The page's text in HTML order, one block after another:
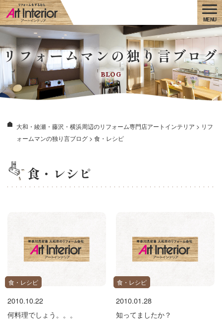
リフォームマンの独り言ブログ
BLOG
大和・綾瀬・藤沢・横浜周辺のリフォーム専門店アートインテリア > リフ
ォームマンの独り言ブログ > 食・レシピ
食・レシピ
食・レシピ
2010.10.22
何料理でしょう。。。
食・レシピ
2010.01.28
知ってましたか？